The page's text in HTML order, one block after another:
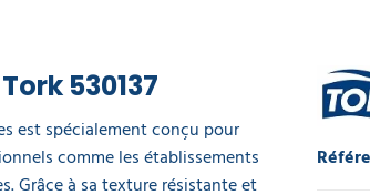
530137
est spécialement conçu pour
comme les établissements
Grâce à sa texture résistante et